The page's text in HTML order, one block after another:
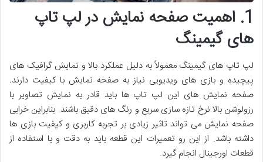
1. اهمیت صفحه نمایش در لپ تاپ
های گیمینگ
لپ تاپ های گیمینگ معمولاً به دلیل عملکرد بالا و نمایش گرافیک های
پیچیده و بازی های ویدیویی نیاز به صفحه نمایش با کیفیت دارند.
صفحه نمایش های این لپ تاپ ها باید قادر به نمایش تصاویر با
رزولوشن بالا نرخ تازه سازی سریع و رنگ های دقیق باشند. بنابراین خرابی
صفحه نمایش می تواند تاثیر زیادی بر تجربه کاربری و کیفیت بازی ها
داشته باشد. از این رو تعمیرات این قطعه باید به دقت و با استفاده از
قطعات اورجینال انجام گیرد.